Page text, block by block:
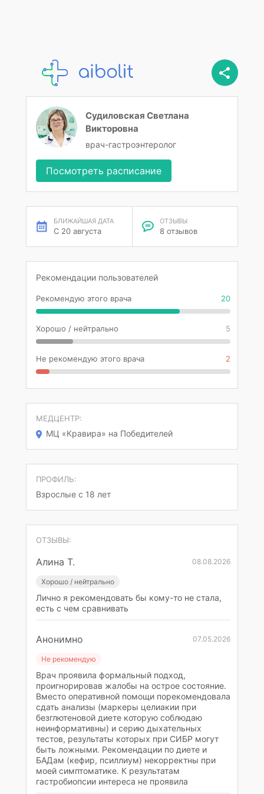
Судиловская Светлана
Викторовна
врач-гастроэнтеролог
Посмотреть расписание
БЛИЖАЙШАЯ ДАТА
С 20 августа
ОТЗЫВЫ
8 отзывов
Рекомендации пользователей
Рекомендую этого врача 20
Хорошо / нейтрально 5
Не рекомендую этого врача 2
МЕДЦЕНТР:
МЦ «Кравира» на Победителей
ПРОФИЛЬ:
Взрослые с 18 лет
ОТЗЫВЫ:
Алина Т. 08.08.2026
Хорошо / нейтрально
Лично я рекомендовать бы кому-то не стала,
есть с чем сравнивать
Анонимно 07.05.2026
Не рекомендую
Врач проявила формальный подход,
проигнорировав жалобы на острое состояние.
Вместо оперативной помощи порекомендовала
сдать анализы (маркеры целиакии при
безглютеновой диете которую соблюдаю
неинформативны) и серию дыхательных
тестов, результаты которых при СИБР могут
быть ложными. Рекомендации по диете и
БАДам (кефир, псиллиум) некорректны при
моей симптоматике. К результатам
гастробиопсии интереса не проявила